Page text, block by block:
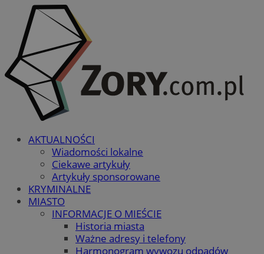
AKTUALNOŚCI
Wiadomości lokalne
Ciekawe artykuły
Artykuły sponsorowane
KRYMINALNE
MIASTO
INFORMACJE O MIEŚCIE
Historia miasta
Ważne adresy i telefony
Harmonogram wywozu odpadów